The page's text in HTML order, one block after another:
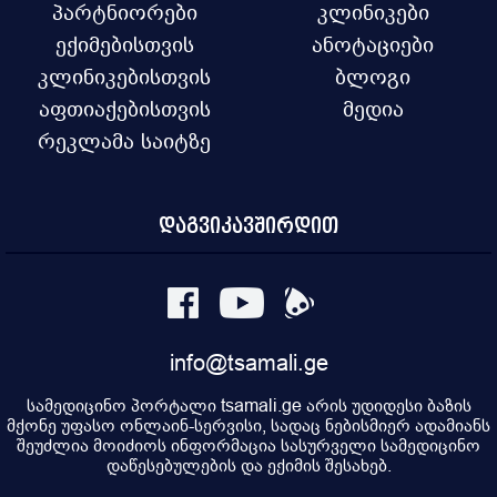
პარტნიორები
ექიმებისთვის
კლინიკებისთვის
აფთიაქებისთვის
რეკლამა საიტზე
კლინიკები
ანოტაციები
ბლოგი
მედია
დაგვიკავშირდით
info@tsamali.ge
სამედიცინო პორტალი tsamali.ge არის უდიდესი ბაზის
მქონე უფასო ონლაინ-სერვისი, სადაც ნებისმიერ ადამიანს
შეუძლია მოიძიოს ინფორმაცია სასურველი სამედიცინო
დაწესებულების და ექიმის შესახებ.